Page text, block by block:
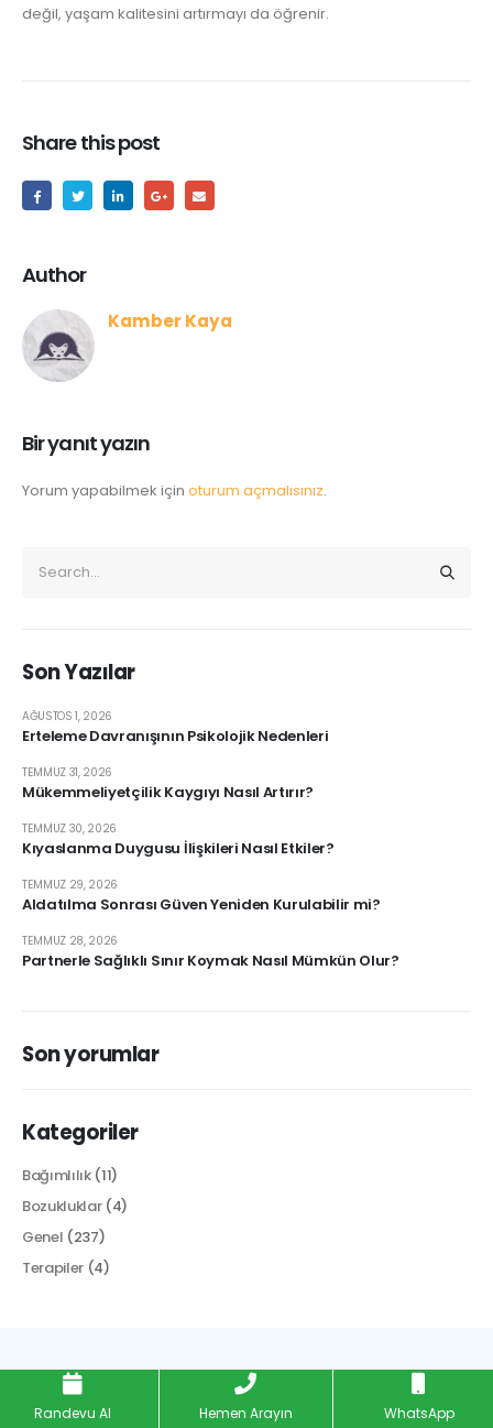
değil, yaşam kalitesini artırmayı da öğrenir.
Share this post
Author
Kamber Kaya
Bir yanıt yazın
Yorum yapabilmek için oturum açmalısınız.
Son Yazılar
Erteleme Davranışının Psikolojik Nedenleri
AĞUSTOS 1, 2026
Mükemmeliyetçilik Kaygıyı Nasıl Artırır?
TEMMUZ 31, 2026
Kıyaslanma Duygusu İlişkileri Nasıl Etkiler?
TEMMUZ 30, 2026
Aldatılma Sonrası Güven Yeniden Kurulabilir mi?
TEMMUZ 29, 2026
Partnerle Sağlıklı Sınır Koymak Nasıl Mümkün Olur?
TEMMUZ 28, 2026
Son yorumlar
Kategoriler
Bağımlılık(11)
Bozukluklar(4)
Genel (237)
Terapiler (4)
Randevu Al Hemen Arayın WhatsApp
© 2022 Psikolog Kamber Kaya| Web Tasarım: Wordpress